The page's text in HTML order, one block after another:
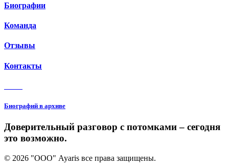
Биографии
Команда
Отзывы
Контакты
Биографий в архиве
Доверительный разговор с потомками – сегодня
это возможно.
© 2026 "ООО" Ayaris все права защищены.